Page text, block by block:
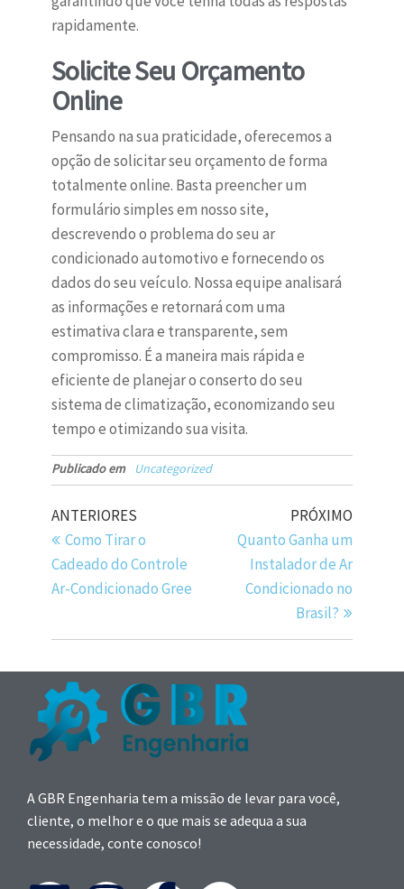
rapidamente.
Solicite Seu Orçamento
Online
Pensando na sua praticidade, oferecemos a
opção de solicitar seu orçamento de forma
totalmente online. Basta preencher um
formulário simples em nosso site,
descrevendo o problema do seu ar
condicionado automotivo e fornecendo os
dados do seu veículo. Nossa equipe analisará
as informações e retornará com uma
estimativa clara e transparente, sem
compromisso. É a maneira mais rápida e
eficiente de planejar o conserto do seu
sistema de climatização, economizando seu
tempo e otimizando sua visita.
Publicado em Uncategorized
ANTERIORES
Como Tirar o
Cadeado do Controle
Ar-Condicionado Gree
PRÓXIMO
Quanto Ganha um
Instalador de Ar
Condicionado no
Brasil?
A GBR Engenharia tem a missão de levar para você,
cliente, o melhor e o que mais se adequa a sua
necessidade, conte conosco!